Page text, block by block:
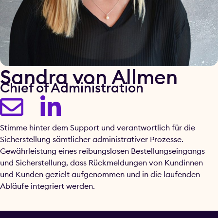
Sandra von Allmen
Chief of Administration
Stimme hinter dem Support und verantwortlich für die
Sicherstellung sämtlicher administrativer Prozesse.
Gewährleistung eines reibungslosen Bestellungseingangs
und Sicherstellung, dass Rückmeldungen von Kundinnen
und Kunden gezielt aufgenommen und in die laufenden
Abläufe integriert werden.